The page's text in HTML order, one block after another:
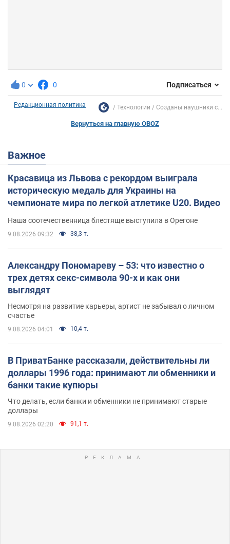
0 0 Подписаться
Редакционная политика Технологии Созданы наушники с...
Вернуться на главную OBOZ
Важное
Красавица из Львова с рекордом выиграла
историческую медаль для Украины на
чемпионате мира по легкой атлетике U20. Видео
Наша соотечественница блестяще выступила в Орегоне
9.08.2026 09:32 38,3 т.
Александру Пономареву – 53: что известно о
трех детях секс-символа 90-х и как они
выглядят
Несмотря на развитие карьеры, артист не забывал о личном
счастье
9.08.2026 04:01 10,4 т.
В ПриватБанке рассказали, действительны ли
доллары 1996 года: принимают ли обменники и
банки такие купюры
Что делать, если банки и обменники не принимают старые
доллары
9.08.2026 02:20 91,1 т.